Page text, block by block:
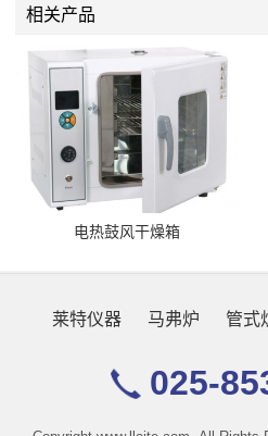
相关产品
电热鼓风干燥箱
莱特仪器 马弗炉 管式
025-